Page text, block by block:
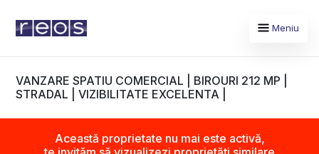
Meniu
VANZARE SPATIU COMERCIAL | BIROURI 212 MP |
STRADAL | VIZIBILITATE EXCELENTA |
Această proprietate nu mai este activă,